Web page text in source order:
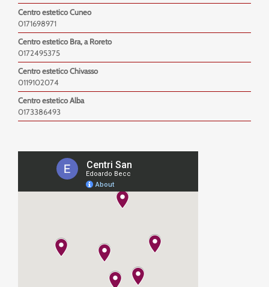
Centro estetico Cuneo
0171698971
Centro estetico Bra, a Roreto
0172495375
Centro estetico Chivasso
0119102074
Centro estetico Alba
0173386493